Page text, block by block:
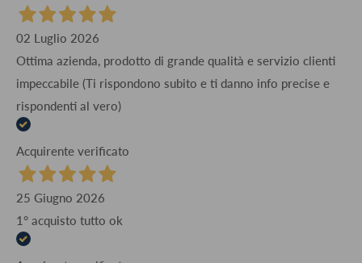
02 Luglio 2026
Ottima azienda, prodotto di grande qualità e servizio clienti
impeccabile (Ti rispondono subito e ti danno info precise e
rispondenti al vero)
Acquirente verificato
25 Giugno 2026
1° acquisto tutto ok